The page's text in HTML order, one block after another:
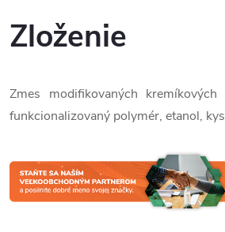
Zloženie
Zmes modifikovaných
funkcionalizovaný polymér, etanol,